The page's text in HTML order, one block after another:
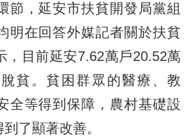
，延安市扶貧開發局黨組
明在回答外媒記者關於扶貧
，目前延安7.62萬戶20.52萬
貧。貧困群眾的醫療、教
全等得到保障，農村基礎設
了顯著改善。